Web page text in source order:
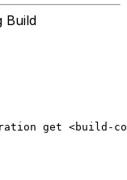
Build
get <build-